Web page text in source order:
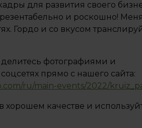
для развития своего
и роскошно!
Гордо и со вкусом
делитесь фотографиями и
прямо с нашего сайта:
ru/main-events/2022/
хорошем качестве и